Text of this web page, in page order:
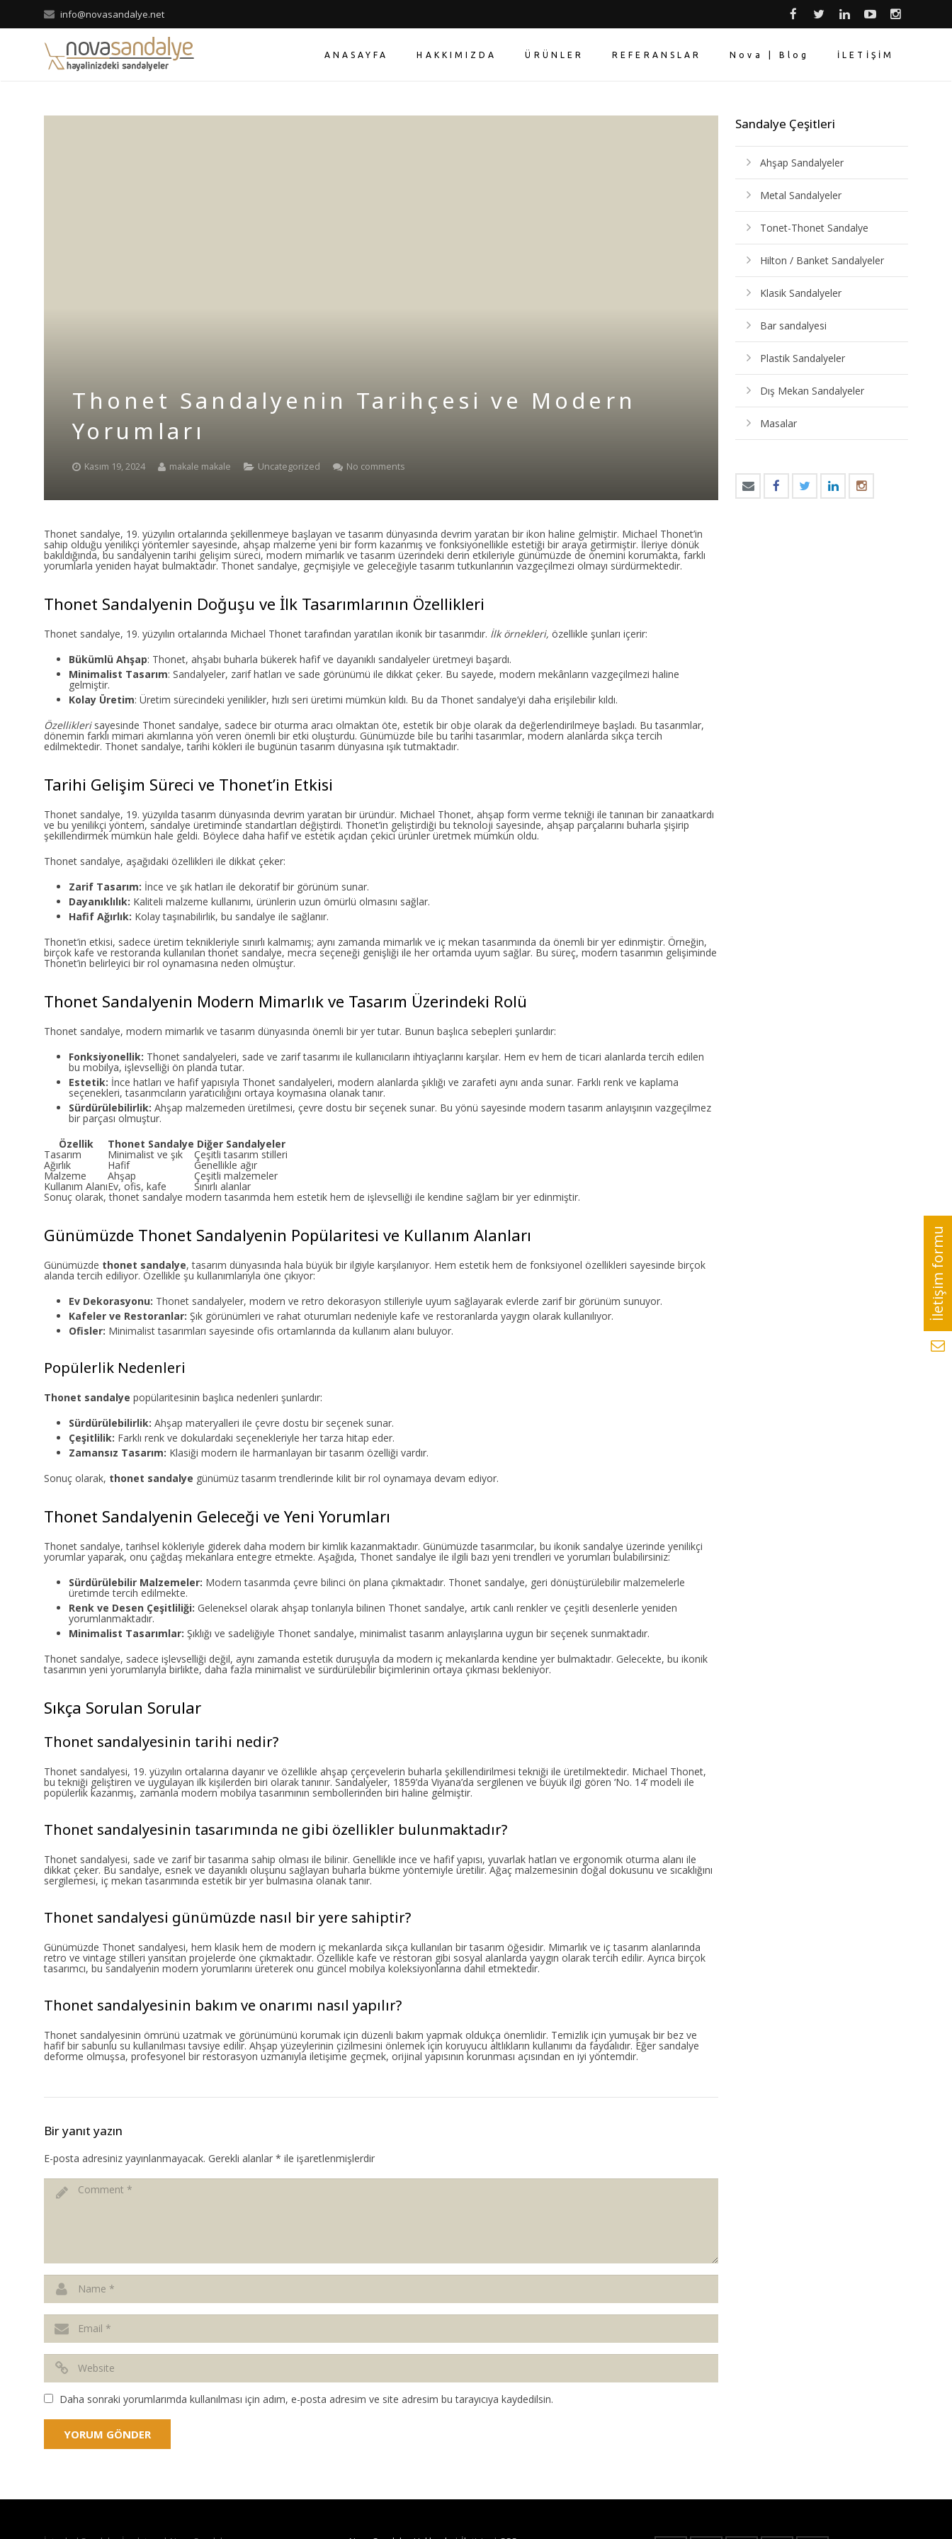
info@novasandalye.net
ANASAYFA HAKKIMIZDA ÜRÜNLER REFERANSLAR Nova | Blog İLETİŞİM
Thonet Sandalyenin Tarihçesi ve Modern
Yorumları
Kasım 19, 2024 makale makale Uncategorized No comments
Thonet sandalye, 19. yüzyılın ortalarında şekillenmeye başlayan ve tasarım dünyasında devrim yaratan bir ikon haline gelmiştir. Michael Thonet’in
sahip olduğu yenilikçi yöntemler sayesinde, ahşap malzeme yeni bir form kazanmış ve fonksiyonellikle estetiği bir araya getirmiştir. İleriye dönük
bakıldığında, bu sandalyenin tarihi gelişim süreci, modern mimarlık ve tasarım üzerindeki derin etkileriyle günümüzde de önemini korumakta, farklı
yorumlarla yeniden hayat bulmaktadır. Thonet sandalye, geçmişiyle ve geleceğiyle tasarım tutkunlarının vazgeçilmezi olmayı sürdürmektedir.
Thonet Sandalyenin Doğuşu ve İlk Tasarımlarının Özellikleri
Thonet sandalye, 19. yüzyılın ortalarında Michael Thonet tarafından yaratılan ikonik bir tasarımdır. İlk örnekleri, özellikle şunları içerir:
Bükümlü Ahşap: Thonet, ahşabı buharla bükerek hafif ve dayanıklı sandalyeler üretmeyi başardı.
Minimalist Tasarım: Sandalyeler, zarif hatları ve sade görünümü ile dikkat çeker. Bu sayede, modern mekânların vazgeçilmezi haline
gelmiştir.
Kolay Üretim: Üretim sürecindeki yenilikler, hızlı seri üretimi mümkün kıldı. Bu da Thonet sandalye’yi daha erişilebilir kıldı.
Özelliklerisayesinde Thonet sandalye, sadece bir oturma aracı olmaktan öte, estetik bir obje olarak da değerlendirilmeye başladı. Bu tasarımlar,
dönemin farklı mimari akımlarına yön veren önemli bir etki oluşturdu. Günümüzde bile bu tarihi tasarımlar, modern alanlarda sıkça tercih
edilmektedir. Thonet sandalye, tarihi kökleri ile bugünün tasarım dünyasına ışık tutmaktadır.
Tarihi Gelişim Süreci ve Thonet’in Etkisi
Thonet sandalye, 19. yüzyılda tasarım dünyasında devrim yaratan bir üründür. Michael Thonet, ahşap form verme tekniği ile tanınan bir zanaatkardı
ve bu yenilikçi yöntem, sandalye üretiminde standartları değiştirdi. Thonet’in geliştirdiği bu teknoloji sayesinde, ahşap parçalarını buharla şişirip
şekillendirmek mümkün hale geldi. Böylece daha hafif ve estetik açıdan çekici ürünler üretmek mümkün oldu.
Thonet sandalye, aşağıdaki özellikleri ile dikkat çeker:
Zarif Tasarım: İnce ve şık hatları ile dekoratif bir görünüm sunar.
Dayanıklılık: Kaliteli malzeme kullanımı, ürünlerin uzun ömürlü olmasını sağlar.
Hafif Ağırlık: Kolay taşınabilirlik, bu sandalye ile sağlanır.
Thonet’in etkisi, sadece üretim teknikleriyle sınırlı kalmamış; aynı zamanda mimarlık ve iç mekan tasarımında da önemli bir yer edinmiştir. Örneğin,
birçok kafe ve restoranda kullanılan thonet sandalye, mecra seçeneği genişliği ile her ortamda uyum sağlar. Bu süreç, modern tasarımın gelişiminde
Thonet’in belirleyici bir rol oynamasına neden olmuştur.
Thonet Sandalyenin Modern Mimarlık ve Tasarım Üzerindeki Rolü
Thonet sandalye, modern mimarlık ve tasarım dünyasında önemli bir yer tutar. Bunun başlıca sebepleri şunlardır:
Fonksiyonellik: Thonet sandalyeleri, sade ve zarif tasarımı ile kullanıcıların ihtiyaçlarını karşılar. Hem ev hem de ticari alanlarda tercih edilen
bu mobilya, işlevselliği ön planda tutar.
Estetik: İnce hatları ve hafif yapısıyla Thonet sandalyeleri, modern alanlarda şıklığı ve zarafeti aynı anda sunar. Farklı renk ve kaplama
seçenekleri, tasarımcıların yaratıcılığını ortaya koymasına olanak tanır.
Sürdürülebilirlik: Ahşap malzemeden üretilmesi, çevre dostu bir seçenek sunar. Bu yönü sayesinde modern tasarım anlayışının vazgeçilmez
bir parçası olmuştur.
Özellik
Thonet Sandalye Diğer Sandalyeler
Tasarım Minimalist ve şık Çeşitli tasarım stilleri
Ağırlık Hafif Genellikle ağır
Malzeme Ahşap Çeşitli malzemeler
Kullanım AlanıEv, ofis, kafe Sınırlı alanlar
Sonuç olarak, thonet sandalye modern tasarımda hem estetik hem de işlevselliği ile kendine sağlam bir yer edinmiştir.
Günümüzde Thonet Sandalyenin Popülaritesi ve Kullanım Alanları
Günümüzde thonet sandalye, tasarım dünyasında hala büyük bir ilgiyle karşılanıyor. Hem estetik hem de fonksiyonel özellikleri sayesinde birçok
alanda tercih ediliyor. Özellikle şu kullanımlarıyla öne çıkıyor:
Ev Dekorasyonu: Thonet sandalyeler, modern ve retro dekorasyon stilleriyle uyum sağlayarak evlerde zarif bir görünüm sunuyor.
Kafeler ve Restoranlar: Şık görünümleri ve rahat oturumları nedeniyle kafe ve restoranlarda yaygın olarak kullanılıyor.
Ofisler: Minimalist tasarımları sayesinde ofis ortamlarında da kullanım alanı buluyor.
Popülerlik Nedenleri
Thonet sandalye popülaritesinin başlıca nedenleri şunlardır:
Sürdürülebilirlik: Ahşap materyalleri ile çevre dostu bir seçenek sunar.
Çeşitlilik: Farklı renk ve dokulardaki seçenekleriyle her tarza hitap eder.
Zamansız Tasarım: Klasiği modern ile harmanlayan bir tasarım özelliği vardır.
Sonuç olarak, thonet sandalye günümüz tasarım trendlerinde kilit bir rol oynamaya devam ediyor.
Thonet Sandalyenin Geleceği ve Yeni Yorumları
Thonet sandalye, tarihsel kökleriyle giderek daha modern bir kimlik kazanmaktadır. Günümüzde tasarımcılar, bu ikonik sandalye üzerinde yenilikçi
yorumlar yaparak, onu çağdaş mekanlara entegre etmekte. Aşağıda, Thonet sandalye ile ilgili bazı yeni trendleri ve yorumları bulabilirsiniz:
Sürdürülebilir Malzemeler: Modern tasarımda çevre bilinci ön plana çıkmaktadır. Thonet sandalye, geri dönüştürülebilir malzemelerle
üretimde tercih edilmekte.
Renk ve Desen Çeşitliliği: Geleneksel olarak ahşap tonlarıyla bilinen Thonet sandalye, artık canlı renkler ve çeşitli desenlerle yeniden
yorumlanmaktadır.
Minimalist Tasarımlar: Şıklığı ve sadeliğiyle Thonet sandalye, minimalist tasarım anlayışlarına uygun bir seçenek sunmaktadır.
Thonet sandalye, sadece işlevselliği değil, aynı zamanda estetik duruşuyla da modern iç mekanlarda kendine yer bulmaktadır. Gelecekte, bu ikonik
tasarımın yeni yorumlarıyla birlikte, daha fazla minimalist ve sürdürülebilir biçimlerinin ortaya çıkması bekleniyor.
Sıkça Sorulan Sorular
Thonet sandalyesinin tarihi nedir?
Thonet sandalyesi, 19. yüzyılın ortalarına dayanır ve özellikle ahşap çerçevelerin buharla şekillendirilmesi tekniği ile üretilmektedir. Michael Thonet,
bu tekniği geliştiren ve uygulayan ilk kişilerden biri olarak tanınır. Sandalyeler, 1859’da Viyana’da sergilenen ve büyük ilgi gören ‘No. 14’ modeli ile
popülerlik kazanmış, zamanla modern mobilya tasarımının sembollerinden biri haline gelmiştir.
Thonet sandalyesinin tasarımında ne gibi özellikler bulunmaktadır?
Thonet sandalyesi, sade ve zarif bir tasarıma sahip olması ile bilinir. Genellikle ince ve hafif yapısı, yuvarlak hatları ve ergonomik oturma alanı ile
dikkat çeker. Bu sandalye, esnek ve dayanıklı oluşunu sağlayan buharla bükme yöntemiyle üretilir. Ağaç malzemesinin doğal dokusunu ve sıcaklığını
sergilemesi, iç mekan tasarımında estetik bir yer bulmasına olanak tanır.
Thonet sandalyesi günümüzde nasıl bir yere sahiptir?
Günümüzde Thonet sandalyesi, hem klasik hem de modern iç mekanlarda sıkça kullanılan bir tasarım öğesidir. Mimarlık ve iç tasarım alanlarında
retro ve vintage stilleri yansıtan projelerde öne çıkmaktadır. Özellikle kafe ve restoran gibi sosyal alanlarda yaygın olarak tercih edilir. Ayrıca birçok
tasarımcı, bu sandalyenin modern yorumlarını üreterek onu güncel mobilya koleksiyonlarına dahil etmektedir.
Thonet sandalyesinin bakım ve onarımı nasıl yapılır?
Thonet sandalyesinin ömrünü uzatmak ve görünümünü korumak için düzenli bakım yapmak oldukça önemlidir. Temizlik için yumuşak bir bez ve
hafif bir sabunlu su kullanılması tavsiye edilir. Ahşap yüzeylerinin çizilmesini önlemek için koruyucu altlıkların kullanımı da faydalıdır. Eğer sandalye
deforme olmuşsa, profesyonel bir restorasyon uzmanıyla iletişime geçmek, orijinal yapısının korunması açısından en iyi yöntemdir.
Bir yanıt yazın
E-posta adresiniz yayınlanmayacak. Gerekli alanlar * ile işaretlenmişlerdir
Daha sonraki yorumlarımda kullanılması için adım, e-posta adresim ve site adresim bu tarayıcıya kaydedilsin.
Sandalye Çeşitleri
Ahşap Sandalyeler
Metal Sandalyeler
Tonet-Thonet Sandalye
Hilton / Banket Sandalyeler
Klasik Sandalyeler
Bar sandalyesi
Plastik Sandalyeler
Dış Mekan Sandalyeler
Masalar